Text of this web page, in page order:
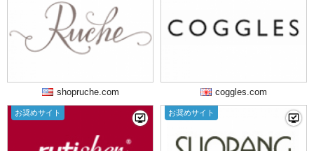
shopruche.com coggles.com
お奨めサイト お奨めサイト